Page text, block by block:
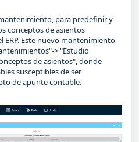
para predefinir y
conceptos de asientos
ERP. Este nuevo mantenimiento
> "Estudio
de asientos", donde
susceptibles de ser
de apunte contable.